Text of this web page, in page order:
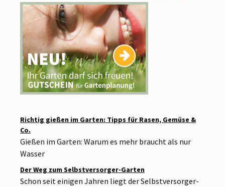
Richtig gießen im Garten: Tipps für Rasen, Gemüse &
Co.
Gießen im Garten: Warum es mehr braucht als nur
Wasser
Der Weg zum Selbstversorger-Garten
Schon seit einigen Jahren liegt der Selbstversorger-